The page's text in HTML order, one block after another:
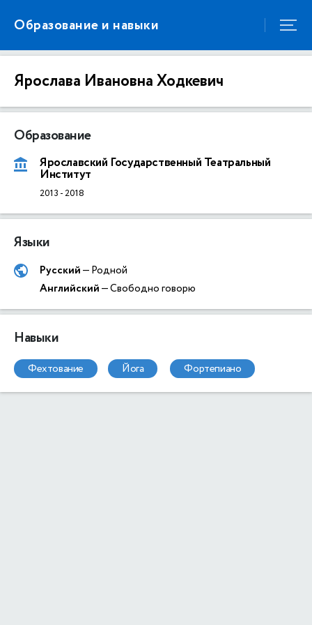
Образование и навыки
Ярослава Ивановна Ходкевич
Образование
Ярославский Государственный Театральный
Институт
2013 -2018
Языки
Русский— Родной
Английский— Свободно говорю
Навыки
фехтование йога фортепиано